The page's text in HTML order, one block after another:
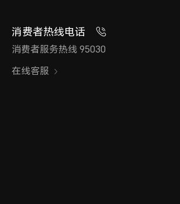
消费者热线电话
消费者服务热线 95030
在线客服